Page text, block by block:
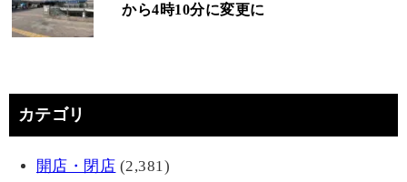
から4時10分に変更に
カテゴリ
開店・閉店 (2,381)